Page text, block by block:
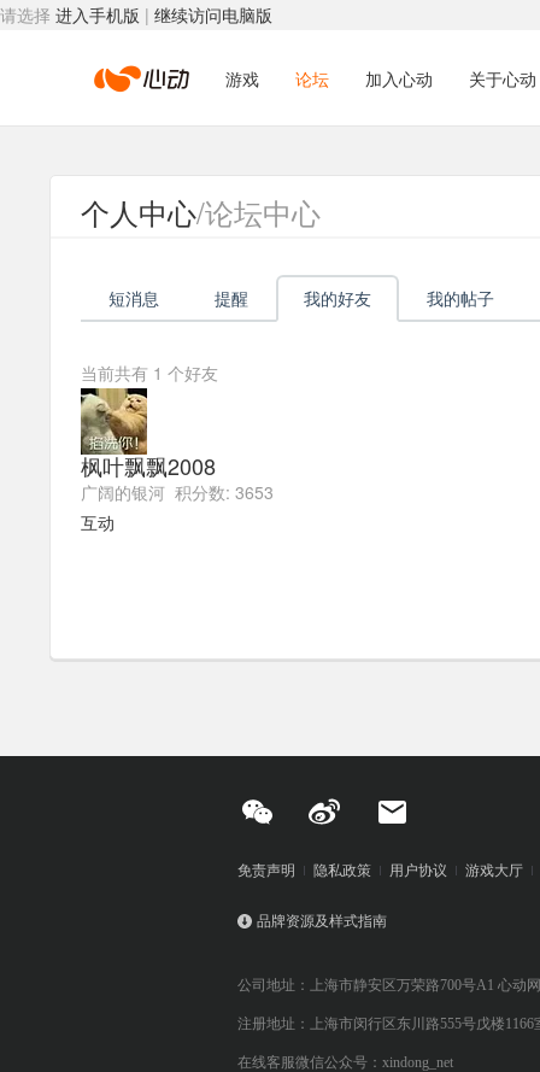
请选择 进入手机版 | 继续访问电脑版
心
动
络
游戏 论坛 加入心动 关于心动
个人中心/论坛中心
短消息 提醒 我的好友 我的帖子
当前共有 1 个好友
枫叶飘飘2008
广阔的银河 积分数: 3653
互动
免责声明 隐私政策 用户协议 游戏大厅
品牌资源及样式指南
公司地址：上海市静安区万荣路700号A1 心动
注册地址：上海市闵行区东川路555号戊楼1166
在线客服微信公众号：xindong_net